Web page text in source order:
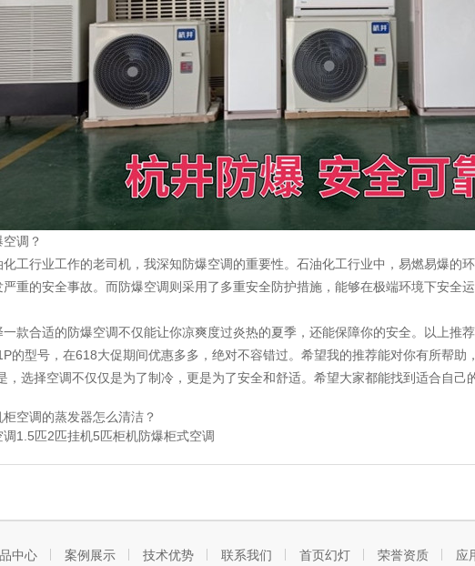
调？
工行业工作的老司机，我深知防爆空调的重要性。石油化工行业中，易燃易爆的
重的安全事故。而防爆空调则采用了多重安全防护措施，能够在极端环境下安全
一款合适的防爆空调不仅能让你凉爽度过炎热的夏季，还能保障你的安全。以上推
的型号，在618大促期间优惠多多，绝对不容错过。希望我的推荐能对你有所帮助
，选择空调不仅仅是为了制冷，更是为了安全和舒适。希望大家都能找到适合自己
柜空调的蒸发器怎么清洁？
调1.5匹2匹挂机5匹柜机防爆柜式空调
中心 案例展示 技术优势 联系我们 首页幻灯 荣誉资质 应